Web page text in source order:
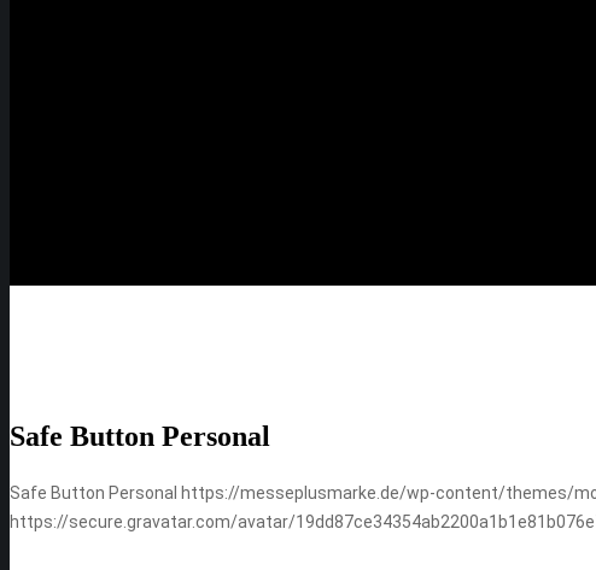
Safe Button Personal
Safe Button Personal https://messeplusmarke.de/wp-content/themes/
https://secure.gravatar.com/avatar/